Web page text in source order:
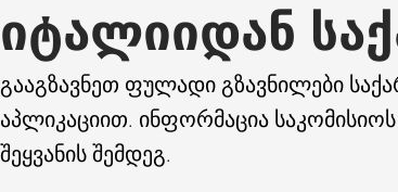
იტალიიდან
გააგზავნეთ ფულადი გზავნილები
აპლიკაციით. ინფორმაცია საკომისიოს
შეყვანის შემდეგ.